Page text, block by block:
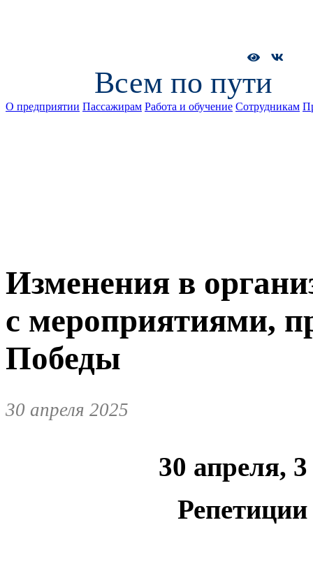
Всем по пути
О предприятии Пассажирам Работа и обучение Сотрудникам
Изменения в
с мероприятиями,
Победы
30 апреля 2025
30 апреля,